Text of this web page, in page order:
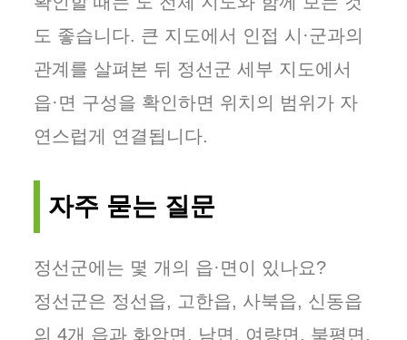
도 좋습니다. 큰 지도에서 인접 시·군과의
관계를 살펴본 뒤 정선군 세부 지도에서
읍·면 구성을 확인하면 위치의 범위가 자
연스럽게 연결됩니다.
자주 묻는 질문
정선군에는 몇 개의 읍·면이 있나요?
정선군은 정선읍, 고한읍, 사북읍, 신동읍
의 4개 읍과 화암면, 남면, 여량면, 북평면,